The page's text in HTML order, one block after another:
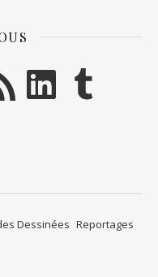
RSSLinkedIn Tumblr
Dessinées Reportages